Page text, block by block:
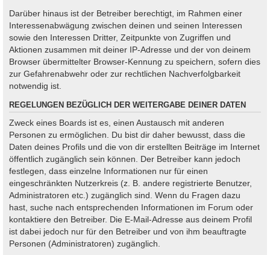
Darüber hinaus ist der Betreiber berechtigt, im Rahmen einer
Interessenabwägung zwischen deinen und seinen Interessen
sowie den Interessen Dritter, Zeitpunkte von Zugriffen und
Aktionen zusammen mit deiner IP-Adresse und der von deinem
Browser übermittelter Browser-Kennung zu speichern, sofern dies
zur Gefahrenabwehr oder zur rechtlichen Nachverfolgbarkeit
notwendig ist.
REGELUNGEN BEZÜGLICH DER WEITERGABE DEINER DATEN
Zweck eines Boards ist es, einen Austausch mit anderen
Personen zu ermöglichen. Du bist dir daher bewusst, dass die
Daten deines Profils und die von dir erstellten Beiträge im Internet
öffentlich zugänglich sein können. Der Betreiber kann jedoch
festlegen, dass einzelne Informationen nur für einen
eingeschränkten Nutzerkreis (z. B. andere registrierte Benutzer,
Administratoren etc.) zugänglich sind. Wenn du Fragen dazu
hast, suche nach entsprechenden Informationen im Forum oder
kontaktiere den Betreiber. Die E-Mail-Adresse aus deinem Profil
ist dabei jedoch nur für den Betreiber und von ihm beauftragte
Personen (Administratoren) zugänglich.